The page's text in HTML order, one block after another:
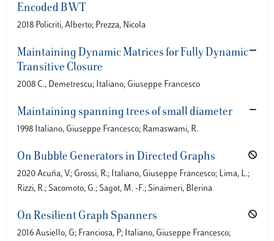
Encoded BWT
2018 Policriti, Alberto; Prezza, Nicola
Maintaining Dynamic Matrices for Fully Dynamic
Transitive Closure
2008 C., Demetrescu; Italiano, Giuseppe Francesco
Maintaining spanning trees of small diameter
1998 Italiano, Giuseppe Francesco; Ramaswami, R.
On Bubble Generators in Directed Graphs
2020 Acuña, V.; Grossi, R.; Italiano, Giuseppe Francesco; Lima, L.;
Rizzi, R.; Sacomoto, G.; Sagot, M. -F.; Sinaimeri, Blerina
On Resilient Graph Spanners
2016 Ausiello, G; Franciosa, P; Italiano, Giuseppe Francesco;